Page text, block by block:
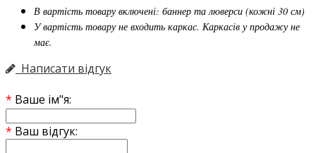
В вартість товару включені: баннер та люверси (кожні 30 см)
У вартість товару не входить каркас. Каркасів у продажу не
має.
Написати відгук
Ваше ім"я:
Ваш відгук: